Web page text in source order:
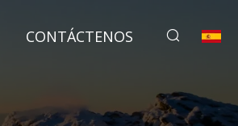
CONTÁCTENOS